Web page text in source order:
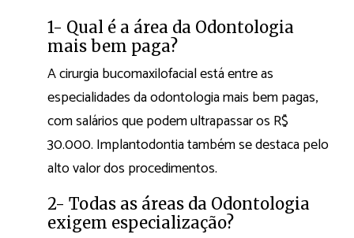
1- Qual é a área da Odontologia
mais bem paga?
A cirurgia bucomaxilofacial está entre as
especialidades da odontologia mais bem pagas,
com salários que podem ultrapassar os R$
30.000. Implantodontia também se destaca pelo
alto valor dos procedimentos.
2- Todas as áreas da Odontologia
exigem especialização?